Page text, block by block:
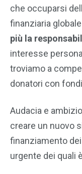
che occuparsi
finanziaria
più la
interesse
troviamo a
donatori con
Audacia e
creare un nuovo
finanziamento
urgente dei quali